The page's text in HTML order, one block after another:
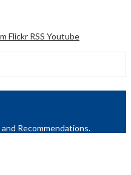
Flickr RSS Youtube
Recommendations.